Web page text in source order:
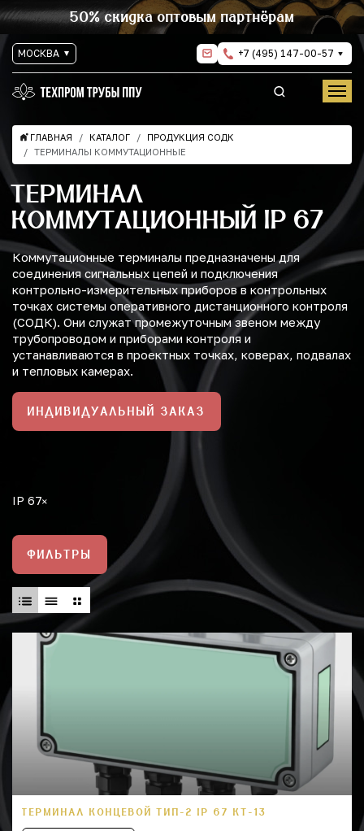
50% скидка оптовым партнёрам
МОСКВА +7 (495) 147-00-57
ГЛАВНАЯ КАТАЛОГ
ПРОДУКЦИЯ СОДК
ТЕРМИНАЛЫ КОММУТАЦИОННЫЕ
ТЕРМИНАЛ
КОММУТАЦИОННЫЙ IP 67
Коммутационные терминалы предназначены для
соединения сигнальных цепей и подключения
контрольно-измерительных приборов в контрольных
точках системы оперативного дистанционного контроля
(СОДК). Они служат промежуточным звеном между
трубопроводом и приборами контроля и
устанавливаются в проектных точках, коверах, подвалах
и тепловых камерах.
ИНДИВИДУАЛЬНЫЙ ЗАКАЗ
IP 67
ФИЛЬТРЫ
ТЕРМИНАЛ КОНЦЕВОЙ ТИП-2 IP 67 КТ-13